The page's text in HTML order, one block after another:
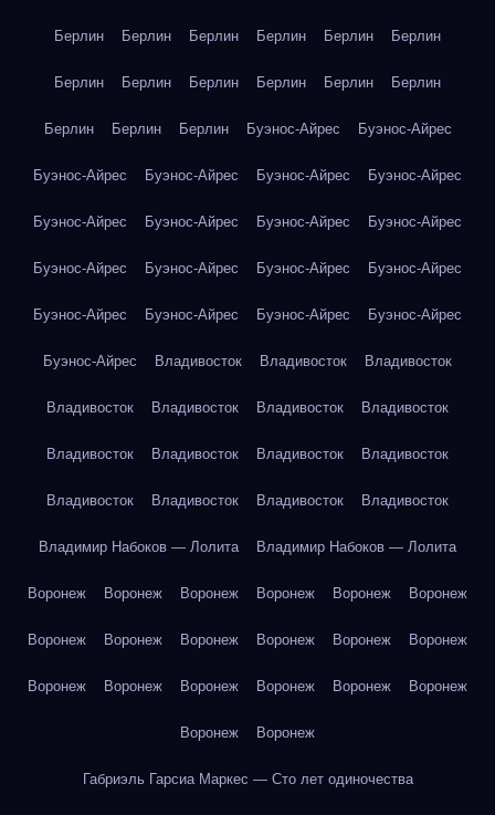
Берлин Берлин Берлин Берлин Берлин Берлин
Берлин Берлин Берлин Берлин Берлин Берлин
Берлин Берлин Берлин Буэнос-Айрес Буэнос-Айрес
Буэнос-Айрес Буэнос-Айрес Буэнос-Айрес Буэнос-Айрес
Буэнос-Айрес Буэнос-Айрес Буэнос-Айрес Буэнос-Айрес
Буэнос-Айрес Буэнос-Айрес Буэнос-Айрес Буэнос-Айрес
Буэнос-Айрес Буэнос-Айрес Буэнос-Айрес Буэнос-Айрес
Буэнос-Айрес Владивосток Владивосток Владивосток
Владивосток Владивосток Владивосток Владивосток
Владивосток Владивосток Владивосток Владивосток
Владивосток Владивосток Владивосток Владивосток
Владимир Набоков — Лолита Владимир Набоков — Лолита
Воронеж Воронеж Воронеж Воронеж Воронеж Воронеж
Воронеж Воронеж Воронеж Воронеж Воронеж Воронеж
Воронеж Воронеж Воронеж Воронеж Воронеж Воронеж
Воронеж Воронеж
Габриэль Гарсиа Маркес — Сто лет одиночества